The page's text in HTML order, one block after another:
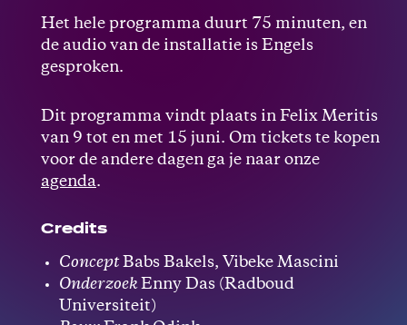
Het hele programma duurt 75 minuten, en
de audio van de installatie is Engels
gesproken.
Dit programma vindt plaats in Felix Meritis
van 9 tot en met 15 juni. Om tickets te kopen
voor de andere dagen ga je naar onze
agenda.
Credits
ConceptBabs Bakels, Vibeke Mascini
OnderzoekEnny Das (Radboud
Universiteit)